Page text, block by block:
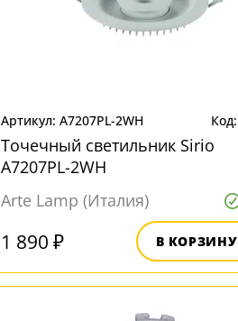
A7207PL-2WH
Точечный светильник Sirio
A7207PL-2WH
Arte Lamp (Италия)
1 890 ₽ В КОРЗИНУ